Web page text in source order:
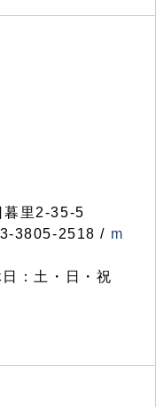
里2-35-5
3805-2518 / m
：土・日・祝